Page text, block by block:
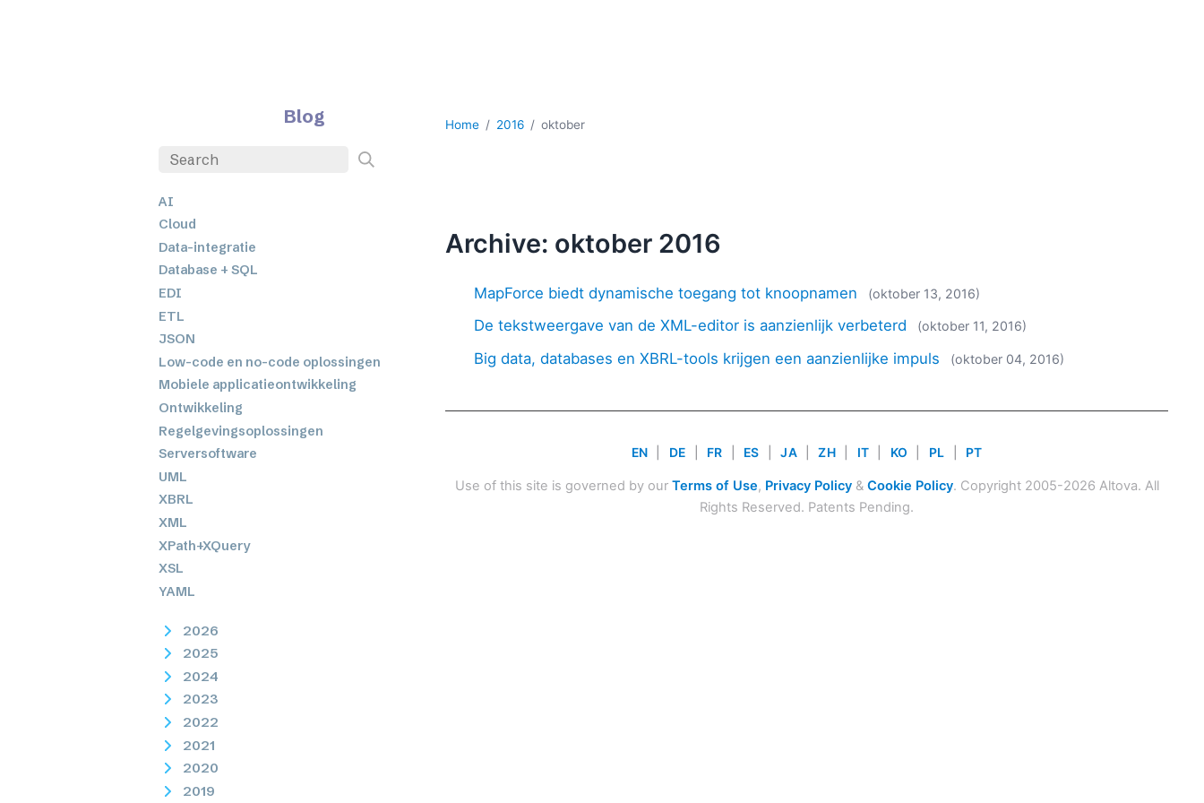
Blog
AI
Cloud
Data-integratie
Database + SQL
EDI
ETL
JSON
Low-code en no-code oplossingen
Mobiele applicatieontwikkeling
Ontwikkeling
Regelgevingsoplossingen
Serversoftware
UML
XBRL
XML
XPath+XQuery
XSL
YAML
2026
2025
2024
2023
2022
2021
2020
2019
Home 2016 oktober
Archive: oktober 2016
MapForce biedt dynamische toegang tot knoopnamen (oktober 13, 2016)
De tekstweergave van de XML-editor is aanzienlijk verbeterd (oktober 11, 2016)
Big data, databases en XBRL-tools krijgen een aanzienlijke impuls (oktober 04, 2016)
EN DE FR ES JA ZH IT KO PL PT
Use of this site is governed by our Terms of Use, Privacy Policy& Cookie Policy. Copyright 2005-2026 Altova. All
Rights Reserved. Patents Pending.